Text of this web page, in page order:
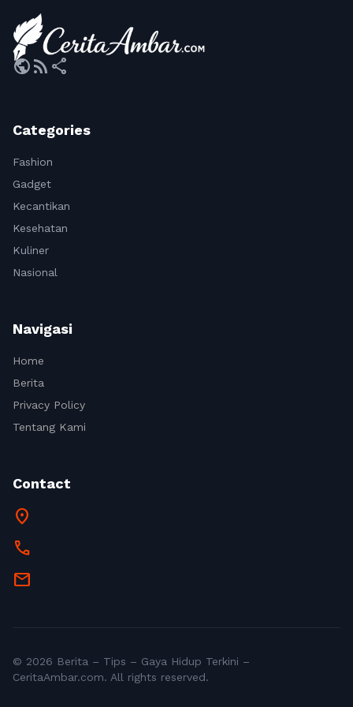
publicrss_feed share
Categories
Fashion
Gadget
Kecantikan
Kesehatan
Kuliner
Nasional
Navigasi
Home
Berita
Privacy Policy
Tentang Kami
Contact
location_on
call
mail
© 2026 Berita – Tips – Gaya Hidup Terkini –
CeritaAmbar.com. All rights reserved.